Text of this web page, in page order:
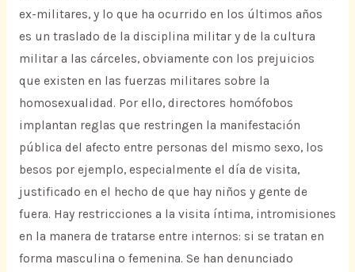
ex-militares, y lo que ha ocurrido en los últimos años
es un traslado de la disciplina militar y de la cultura
militar a las cárceles, obviamente con los prejuicios
que existen en las fuerzas militares sobre la
homosexualidad. Por ello, directores homófobos
implantan reglas que restringen la manifestación
pública del afecto entre personas del mismo sexo, los
besos por ejemplo, especialmente el día de visita,
justificado en el hecho de que hay niños y gente de
fuera. Hay restricciones a la visita íntima, intromisiones
en la manera de tratarse entre internos: si se tratan en
forma masculina o femenina. Se han denunciado